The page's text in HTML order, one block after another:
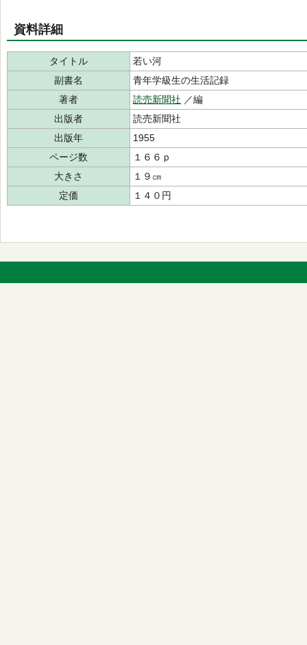
資料詳細
タイトル
若い河
副書名
青年学級生の生活記録
著者
読売新聞社 ／編
出版者
読売新聞社
出版年
1955
ページ数
１６６ｐ
大きさ
１９㎝
定価
１４０円